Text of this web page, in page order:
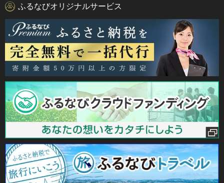
ふるなびオリジナルサービス